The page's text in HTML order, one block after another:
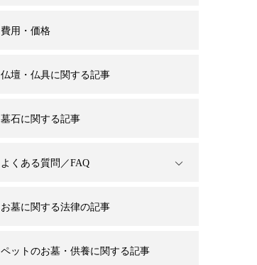
費用・価格
仏壇・仏具に関する記事
墓石に関する記事
よくある質問／FAQ
お墓に関する法律の記事
ペットのお墓・供養に関する記事